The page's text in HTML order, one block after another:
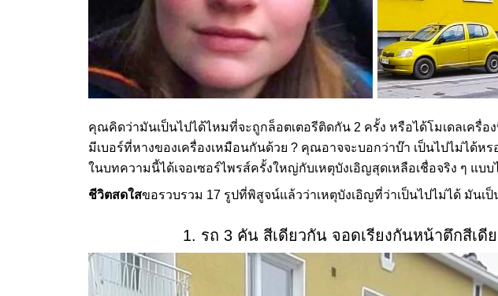
คุณคิดว่ามันเป็นไปได้ไหมที่จะถูกล็อตเตอรีติดกัน 2 ครั้ง หรือได้โมเดลเครื่อ
มีเบอร์ที่หางของเครื่องเหมือนกันด้วย ? คุณอาจจะบอกว่าบ๊า เป็นไปไม่ได้หร
ในบทความนี้ได้เจอเซอร์ไพรส์ครั้งใหญ่กับเหตุบังเอิญสุดเหลือเชื่อจริง ๆ แบบ
ชีวิตสดใสขอรวบรวม 17 รูปที่พิสูจน์แล้วว่าเหตุบังเอิญที่ว่าเป็นไปไม่ได้ มันเป็
1. รถ 3 คัน สีเดียวกัน จอดเรียงกันหน้าตึกสีเดี